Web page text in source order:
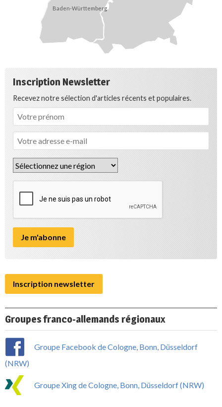
Baden-Württemberg
Inscription Newsletter
Recevez notre sélection d'articles récents et populaires.
Inscription newsletter
Groupes franco-allemands régionaux
Groupe Facebook de Cologne, Bonn, Düsseldorf
(NRW)
Groupe Xing de Cologne, Bonn, Düsseldorf (NRW)